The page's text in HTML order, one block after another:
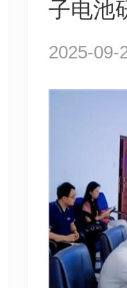
子电池
2025-09-